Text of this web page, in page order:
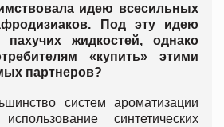
идею всесильных
Под эту идею
жидкостей, однако
«купить» этими
партнеров?
систем ароматизации
синтетических